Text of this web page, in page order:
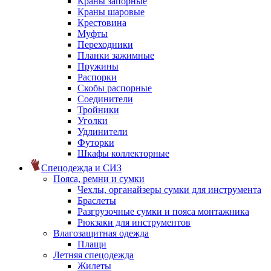
Краны шаровые
Крестовина
Муфты
Переходники
Планки зажимные
Пружины
Распорки
Скобы распорные
Соединители
Тройники
Уголки
Удлинители
Футорки
Шкафы коллекторные
Спецодежда и СИЗ
Пояса, ремни и сумки
Чехлы, органайзеры сумки для инструмента
Браслеты
Разгрузочные сумки и пояса монтажника
Рюкзаки для инструментов
Влагозащитная одежда
Плащи
Летняя спецодежда
Жилеты